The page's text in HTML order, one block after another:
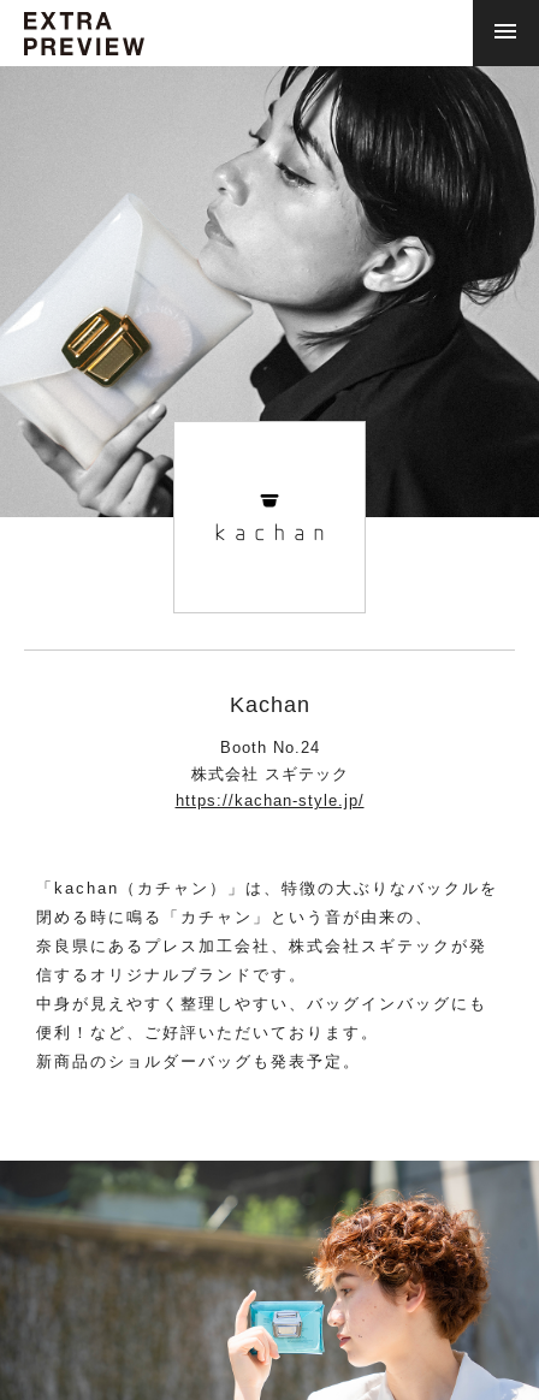
Kachan
Booth No.24
株式会社 スギテック
https://kachan-style.jp/
「kachan（カチャン）」は、特徴の大ぶりなバックルを
閉める時に鳴る「カチャン」という音が由来の、
奈良県にあるプレス加工会社、株式会社スギテックが発
信するオリジナルブランドです。
中身が見えやすく整理しやすい、バッグインバッグにも
便利！など、ご好評いただいております。
新商品のショルダーバッグも発表予定。